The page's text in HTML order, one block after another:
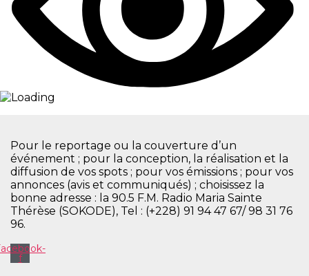
Pour le reportage ou la couverture d’un
événement ; pour la conception, la réalisation et la
diffusion de vos spots ; pour vos émissions ; pour vos
annonces (avis et communiqués) ; choisissez la
bonne adresse : la 90.5 F.M. Radio Maria Sainte
Thérèse (SOKODE), Tel : (+228) 91 94 47 67/ 98 31 76
96.
f